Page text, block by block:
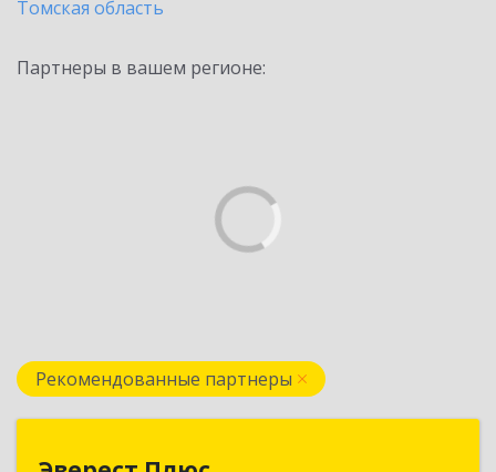
Томская область
Партнеры в вашем регионе:
Рекомендованные партнеры